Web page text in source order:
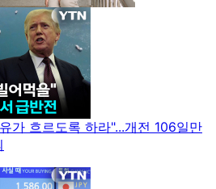
가 흐르도록 하라"...개전 106일만